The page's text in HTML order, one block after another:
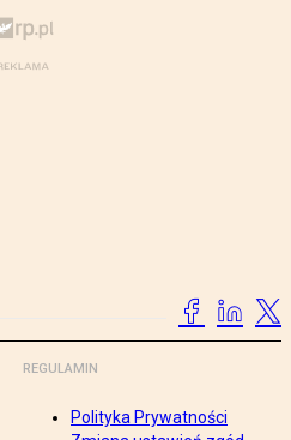
REGULAMIN
Polityka Prywatności